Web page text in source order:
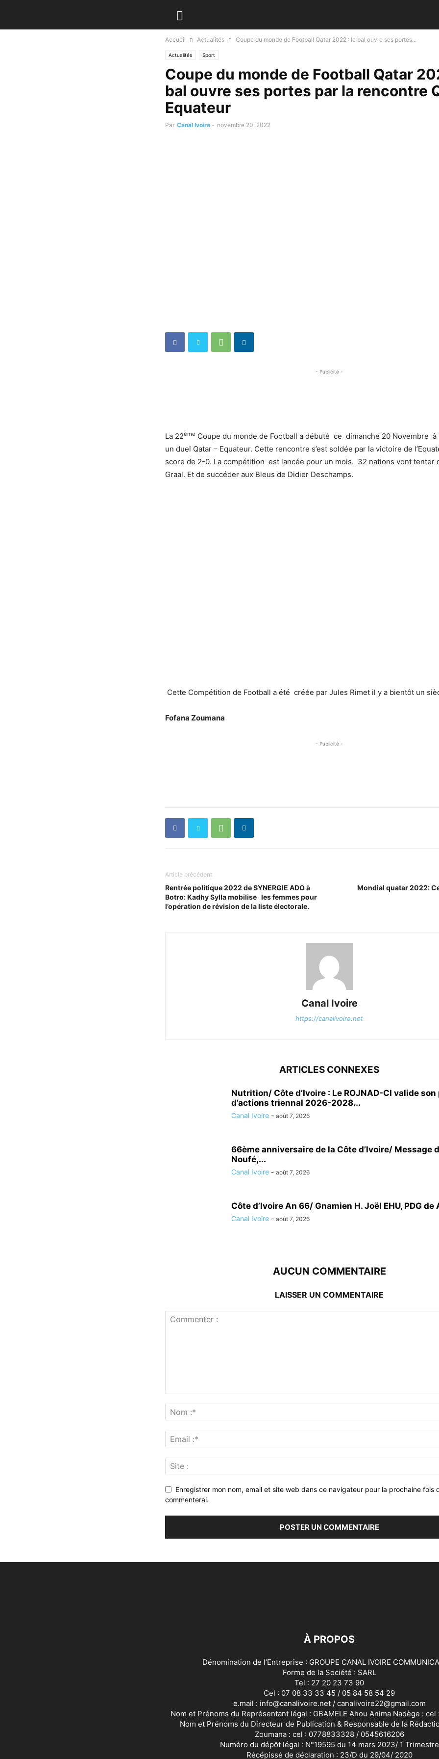
Accueil Actualités Coupe du monde de Football Qatar 2022 : le bal ouvre ses portes...
Actualités Sport
Coupe du monde de Football Qatar
bal ouvre ses portes par la rencontre
Equateur
Par Canal Ivoire - novembre 20, 2022
- Publicité -
La 22ème Coupe du monde de Football a débuté ce dimanche 20 Novembre à
un duel Qatar – Equateur. Cette rencontre s’est soldée par la victoire de
score de 2-0. La compétition est lancée pour un mois. 32 nations vont tenter
Graal. Et de succéder aux Bleus de Didier Deschamps.
Cette Compétition de Football a été créée par Jules Rimet il y a bientôt un
Fofana Zoumana
- Publicité -
Article précédent
Rentrée politique 2022 de SYNERGIE ADO à
Botro: Kadhy Sylla mobilise les femmes pour
l’opération de révision de la liste électorale.
Mondial quatar 2022:
Canal Ivoire
https://canalivoire.net
ARTICLES CONNEXES
Nutrition/ Côte d’Ivoire : Le ROJNAD-CI valide son
d’actions triennal 2026-2028...
Canal Ivoire - août 7, 2026
66ème anniversaire de la Côte d’Ivoire/ Message
Noufé,...
Canal Ivoire - août 7, 2026
Côte d’Ivoire An 66/ Gnamien H. Joël EHU, PDG de
Canal Ivoire - août 7, 2026
AUCUN COMMENTAIRE
LAISSER UN COMMENTAIRE
Enregistrer mon nom, email et site web dans ce navigateur pour la prochaine fois
commenterai.
À PROPOS
Dénomination de l’Entreprise : GROUPE CANAL IVOIRE
Forme de la Société : SARL
Tel : 27 20 23 73 90
Cel : 07 08 33 33 45 / 05 84 58 54 29
e.mail : info@canalivoire.net / canalivoire22@gmail.com
Nom et Prénoms du Représentant légal : GBAMELE Ahou Anima Nadège :
Nom et Prénoms du Directeur de Publication & Responsable de la
Zoumana : cel : 0778833328 / 0545616206
Numéro du dépôt légal : N°19595 du 14 mars 2023/ 1 Trimestre
Récépissé de déclaration : 23/D du 29/04/ 2020